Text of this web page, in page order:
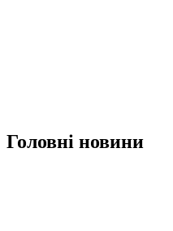
Головні новини